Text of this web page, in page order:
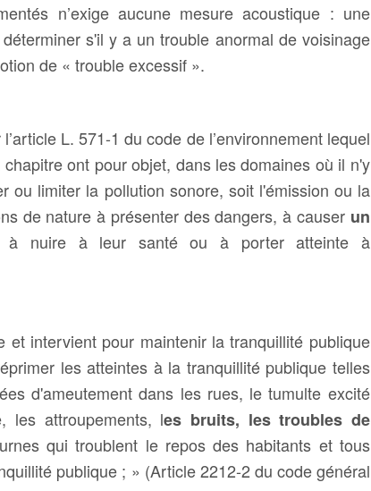
n’exige aucune mesure acoustique : une
s'il y a un trouble anormal de voisinage
de « trouble excessif ».
L. 571-1 du code de l’environnement lequel
ont pour objet, dans les domaines où il n'y
ou limiter la pollution sonore, soit l'émission ou la
de nature à présenter des dangers, à causer un
à nuire à leur santé ou à porter atteinte à
et intervient pour maintenir la tranquillité publique
les atteintes à la tranquillité publique telles
d'ameutement dans les rues, le tumulte excité
les attroupements, les bruits, les troubles de
qui troublent le repos des habitants et tous
publique ; » (Article 2212-2 du code général